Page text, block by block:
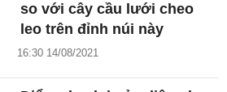
so với cây cầu lưới cheo
leo trên đỉnh núi này
16:30 14/08/2021